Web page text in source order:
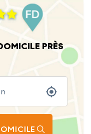
PRÈS